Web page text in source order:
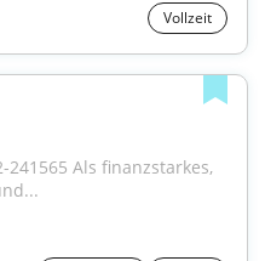
Vollzeit
Als finanzstarkes,